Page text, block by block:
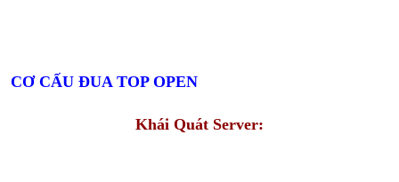
CƠ CẤU ĐUA TOP OPEN
Khái Quát Server: